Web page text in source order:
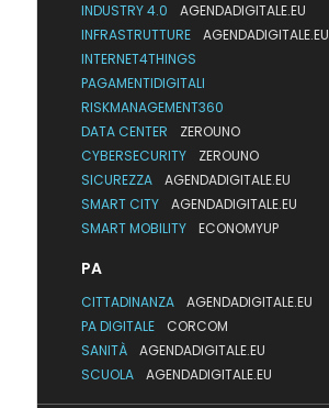
INDUSTRY 4.0
AGENDADIGITALE.EU
INFRASTRUTTURE
AGENDADIGITALE.EU
INTERNET4THINGS
PAGAMENTIDIGITALI
RISKMANAGEMENT360
DATA CENTER
ZEROUNO
CYBERSECURITY
ZEROUNO
SICUREZZA
AGENDADIGITALE.EU
SMART CITY
AGENDADIGITALE.EU
SMART MOBILITY
ECONOMYUP
PA
CITTADINANZA
AGENDADIGITALE.EU
PA DIGITALE
CORCOM
SANITÀ
AGENDADIGITALE.EU
SCUOLA
AGENDADIGITALE.EU